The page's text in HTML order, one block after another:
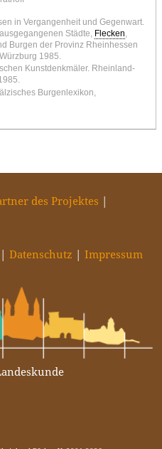
in Vergangenheit und Gegenwart.
Städte, Flecken,
Burgen der Provinz Rheinhessen
1985.
Kunstdenkmäler. Rheinland-
Burgenlexikon,
des Projektes
Datenschutz Impressum